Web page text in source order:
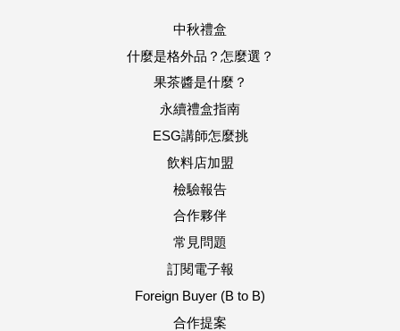
中秋禮盒
什麼是格外品？怎麼選？
果茶醬是什麼？
永續禮盒指南
ESG講師怎麼挑
飲料店加盟
檢驗報告
合作夥伴
常見問題
訂閱電子報
Foreign Buyer (B to B)
合作提案